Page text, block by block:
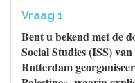
Vraag 1
Bent u bekend met de
Social Studies (ISS)
Rotterdam